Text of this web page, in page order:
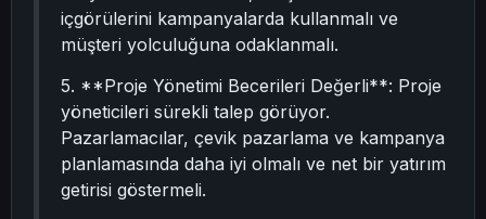
içgörülerini kampanyalarda kullanmalı ve
müşteri yolculuğuna odaklanmalı.
5. **Proje Yönetimi Becerileri Değerli**: Proje
yöneticileri sürekli talep görüyor.
Pazarlamacılar, çevik pazarlama ve kampanya
planlamasında daha iyi olmalı ve net bir yatırım
getirisi göstermeli.